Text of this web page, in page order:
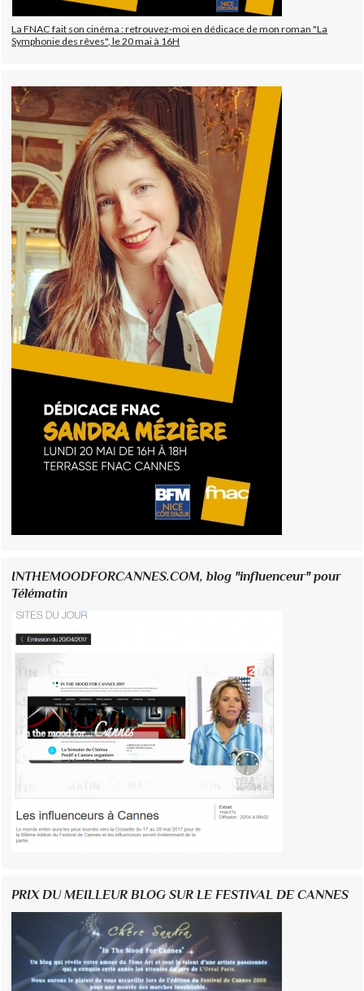
La FNAC fait son cinéma : retrouvez-moi en dédicace de mon roman "La
Symphonie des rêves", le 20 mai à 16H
INTHEMOODFORCANNES.COM, blog "influenceur" pour
Télématin
PRIX DU MEILLEUR BLOG SUR LE FESTIVAL DE CANNES